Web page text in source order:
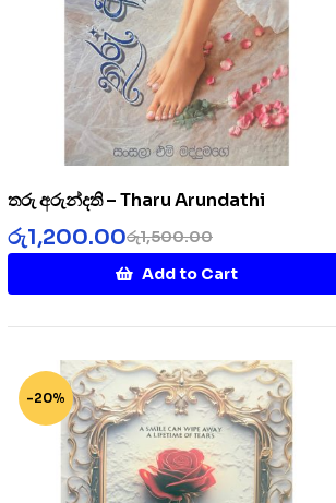
තරු අරුන්දති – Tharu Arundathi
රු1,500.00
රු1,200.00
Add to Cart
-20%